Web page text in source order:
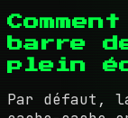
barre
plein
Par défaut,